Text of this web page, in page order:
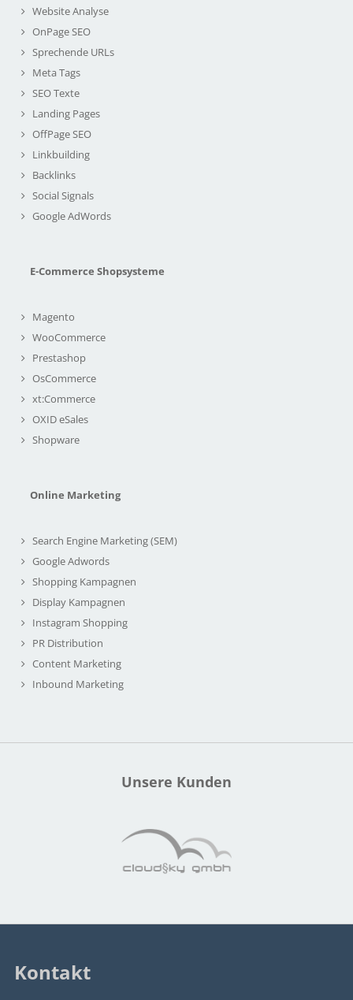
Website Analyse
OnPage SEO
Sprechende URLs
Meta Tags
SEO Texte
Landing Pages
OffPage SEO
Linkbuilding
Backlinks
Social Signals
Google AdWords
E-Commerce Shopsysteme
Magento
WooCommerce
Prestashop
OsCommerce
xt:Commerce
OXID eSales
Shopware
Online Marketing
Search Engine Marketing (SEM)
Google Adwords
Shopping Kampagnen
Display Kampagnen
Instagram Shopping
PR Distribution
Content Marketing
Inbound Marketing
Unsere Kunden
Kontakt